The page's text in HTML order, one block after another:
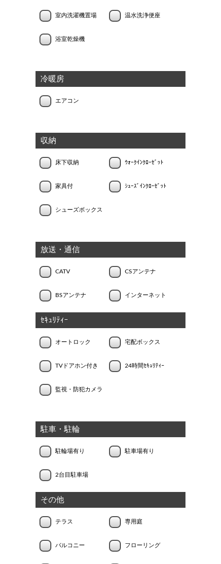
室内洗濯機置場 温水洗浄便座
浴室乾燥機
冷暖房
エアコン
収納
床下収納 ｳｫｰｸｲﾝｸﾛｰｾﾞｯﾄ
家具付 ｼｭｰｽﾞｲﾝｸﾛｰｾﾞｯﾄ
シューズボックス
放送・通信
CATV CSアンテナ
BSアンテナ インターネット
ｾｷｭﾘﾃｨｰ
オートロック 宅配ボックス
TVドアホン付き 24時間ｾｷｭﾘﾃｨｰ
監視・防犯カメラ
駐車・駐輪
駐輪場有り 駐車場有り
2台目駐車場
その他
テラス 専用庭
バルコニー フローリング